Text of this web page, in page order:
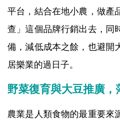
平台，結合在地小農，做產
查」這個品牌行銷出去，同
備，減低成本之餘，也避開
居樂業的過日子。
野菜復育與大豆推廣，
農業是人類食物的最重要來